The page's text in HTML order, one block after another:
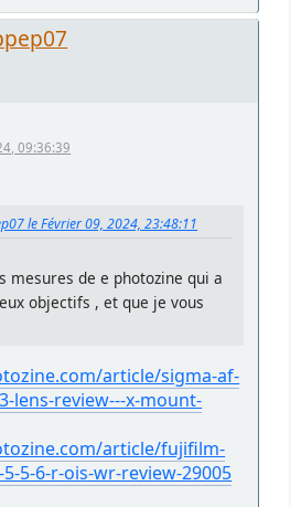
09:36:39
le Février 09, 2024, 23:48:11
mesures de e photozine qui a
objectifs , et que je vous
article/sigma-af-
lens-review---x-mount-
article/fujifilm-
5-6-r-ois-wr-review-29005